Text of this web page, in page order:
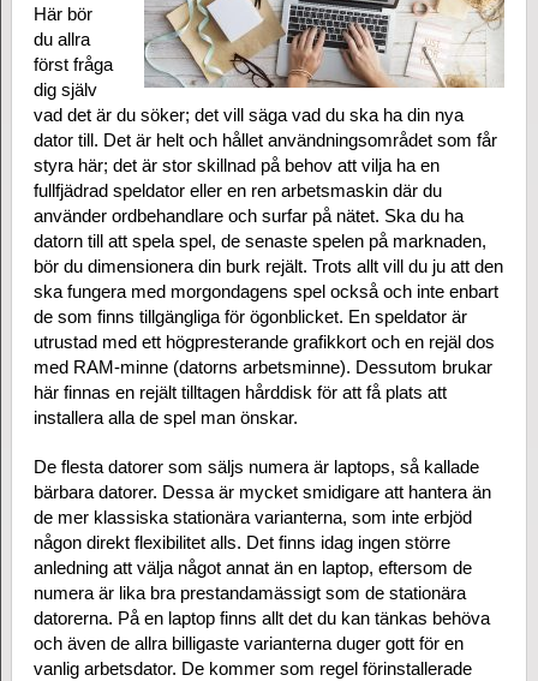
Här bör
du allra
först fråga
dig själv
vad det är du söker; det vill säga vad du ska ha din nya
dator till. Det är helt och hållet användningsområdet som får
styra här; det är stor skillnad på behov att vilja ha en
fullfjädrad speldator eller en ren arbetsmaskin där du
använder ordbehandlare och surfar på nätet. Ska du ha
datorn till att spela spel, de senaste spelen på marknaden,
bör du dimensionera din burk rejält. Trots allt vill du ju att den
ska fungera med morgondagens spel också och inte enbart
de som finns tillgängliga för ögonblicket. En speldator är
utrustad med ett högpresterande grafikkort och en rejäl dos
med RAM-minne (datorns arbetsminne). Dessutom brukar
här finnas en rejält tilltagen hårddisk för att få plats att
installera alla de spel man önskar.
De flesta datorer som säljs numera är laptops, så kallade
bärbara datorer. Dessa är mycket smidigare att hantera än
de mer klassiska stationära varianterna, som inte erbjöd
någon direkt flexibilitet alls. Det finns idag ingen större
anledning att välja något annat än en laptop, eftersom de
numera är lika bra prestandamässigt som de stationära
datorerna. På en laptop finns allt det du kan tänkas behöva
och även de allra billigaste varianterna duger gott för en
vanlig arbetsdator. De kommer som regel förinstallerade